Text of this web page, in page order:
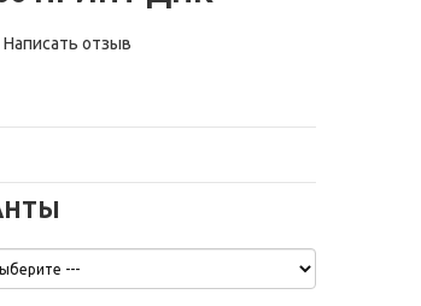
Написать отзыв